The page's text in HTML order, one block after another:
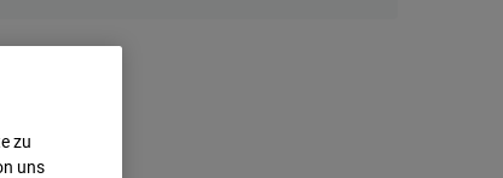
zu
uns